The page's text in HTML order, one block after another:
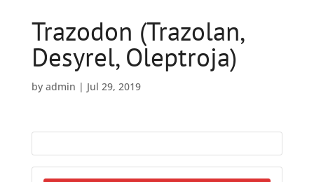
Trazodon (Trazolan,
Desyrel, Oleptroja)
by admin | Jul 29, 2019